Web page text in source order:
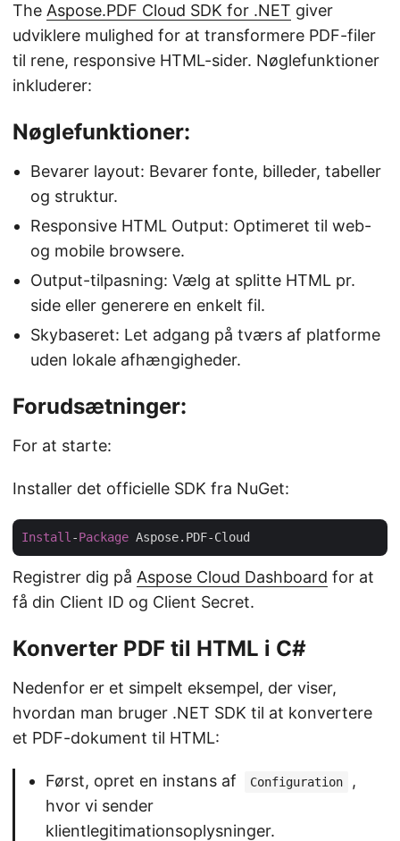
The Aspose.PDF Cloud SDK for .NET giver
udviklere mulighed for at transformere PDF-filer
til rene, responsive HTML-sider. Nøglefunktioner
inkluderer:
Nøglefunktioner:
Bevarer layout: Bevarer fonte, billeder, tabeller
og struktur.
Responsive HTML Output: Optimeret til web-
og mobile browsere.
Output-tilpasning: Vælg at splitte HTML pr.
side eller generere en enkelt fil.
Skybaseret: Let adgang på tværs af platforme
uden lokale afhængigheder.
Forudsætninger:
For at starte:
Installer det officielle SDK fra NuGet:
Install -Package
Registrer dig på Aspose Cloud Dashboard for at
få din Client ID og Client Secret.
Konverter PDF til HTML i C#
Nedenfor er et simpelt eksempel, der viser,
hvordan man bruger .NET SDK til at konvertere
et PDF-dokument til HTML:
Først, opret en instans af Configuration
,
hvor vi sender
klientlegitimationsoplysninger.